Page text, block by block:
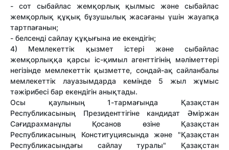
- сот сыбайлас жемқорлық қылмыс және сыбайлас
жемқорлық құқық бұзушылық жасағаны үшін жауапқа
тартпағанын;
- белсенді сайлау құқығына ие екендігін;
4) Мемлекеттік қызмет істері және сыбайлас
жемқорлыққа қарсы іс-қимыл агенттігінің мәліметтері
негізінде мемлекеттік қызметте, сондай-ақ сайланбалы
мемлекеттік лауазымдарда кемінде 5 жыл жұмыс
тәжірибесі бар екендігін анықтады.
Осы қаулының 1-тармағында Қазақстан
Республикасының Президенттігіне кандидат Әміржан
Сағидрахманұлы Қосанов өзіне Қазақстан
Республикасының Конституциясында және "Қазақстан
Республикасындағы сайлау туралы" Қазақстан